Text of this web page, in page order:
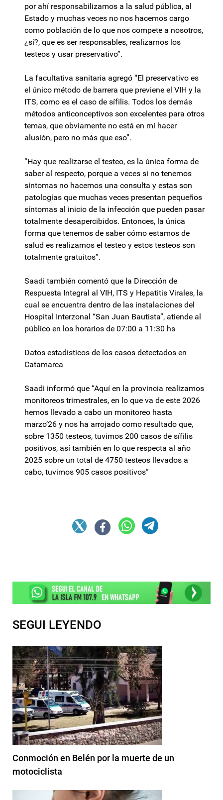
por ahí responsabilizamos a la salud pública, al
Estado y muchas veces no nos hacemos cargo
como población de lo que nos compete a nosotros,
¿sí?, que es ser responsables, realizarnos los
testeos y usar preservativo”.
La facultativa sanitaria agregó “El preservativo es
el único método de barrera que previene el VIH y la
ITS, como es el caso de sífilis. Todos los demás
métodos anticonceptivos son excelentes para otros
temas, que obviamente no está en mí hacer
alusión, pero no más que eso”.
“Hay que realizarse el testeo, es la única forma de
saber al respecto, porque a veces si no tenemos
síntomas no hacemos una consulta y estas son
patologías que muchas veces presentan pequeños
síntomas al inicio de la infección que pueden pasar
totalmente desapercibidos. Entonces, la única
forma que tenemos de saber cómo estamos de
salud es realizarnos el testeo y estos testeos son
totalmente gratuitos”.
Saadi también comentó que la Dirección de
Respuesta Integral al VIH, ITS y Hepatitis Virales, la
cual se encuentra dentro de las instalaciones del
Hospital Interzonal “San Juan Bautista”, atiende al
público en los horarios de 07:00 a 11:30 hs
Datos estadísticos de los casos detectados en
Catamarca
Saadi informó que “Aquí en la provincia realizamos
monitoreos trimestrales, en lo que va de este 2026
hemos llevado a cabo un monitoreo hasta
marzo’26 y nos ha arrojado como resultado que,
sobre 1350 testeos, tuvimos 200 casos de sífilis
positivos, así también en lo que respecta al año
2025 sobre un total de 4750 testeos llevados a
cabo, tuvimos 905 casos positivos”
SEGUI LEYENDO
Conmoción en Belén por la muerte de un
motociclista